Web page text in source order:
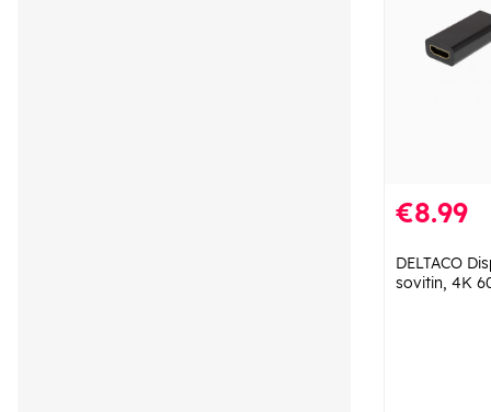
€8.99
DELTACO
sovitin, 4K